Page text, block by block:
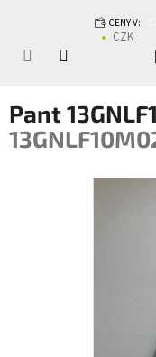
CENY V:
CZK
Pant